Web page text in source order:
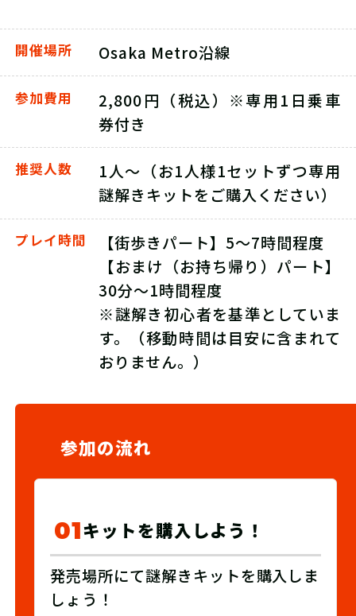
開催場所 Osaka Metro沿線
参加費用
2,800円（税込）※専用1日乗車
券付き
推奨人数
1人～（お1人様1セットずつ専用
謎解きキットをご購入ください）
プレイ時間
【街歩きパート】5～7時間程度
【おまけ（お持ち帰り）パート】
30分～1時間程度
※謎解き初心者を基準としていま
す。（移動時間は目安に含まれて
おりません。）
参加の流れ
01キットを購入しよう！
発売場所にて謎解きキットを購入しま
しょう！